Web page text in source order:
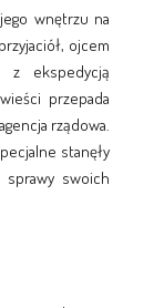
wnętrzu na
ojcem
z ekspedycją
przepada
rządowa.
stanęły
sprawy swoich